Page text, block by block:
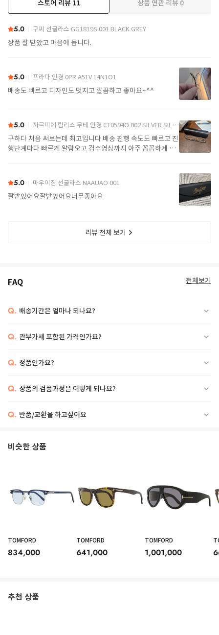
스토어 리뷰 11 상품 연관 리뷰 0
5.0 구찌 선글라스 GG1819S 001 BLACK GREY
상품 잘 받았고 마음에 듭니다.
5.0 프라다 안경 0PR A51V 14N1O1
배송도 빠르고 디자인도 멋지고 깔끔하고 좋아요~^^
5.0 까르띠에 림리스 무테 안경 CT0594O 002 SILVER SILVER TRANSPARENT
구하다 처음 써보는데 최고입니다 배송 진행 속도도 빠르고 진
행단계마다 빠르게 알람오고 검수영상까지 아주 꼼꼼하게 찍
5.0 마우이짐 선글라스 NAAUAO 001
잘받았어요잘받았어요너무좋아요
리뷰 전체 보기
FAQ 전체보기
Q. 배송기간은 얼마나 되나요?
Q. 관부가세 포함된 가격인가요?
Q. 정품인가요?
Q. 상품의 검품과정은 어떻게 되나요?
Q. 반품/교환을 하고싶어요
비슷한 상품
TOMFORD
834,000
TOMFORD
641,000
TOMFORD
1,001,000
추천 상품